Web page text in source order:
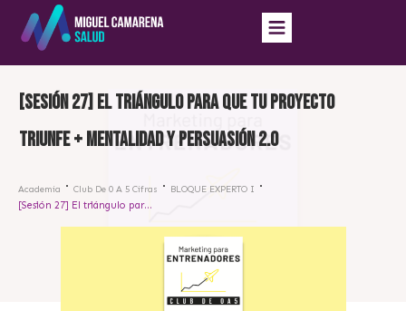
[Sesión 27] El triángulo para que tu proyecto
triunfe + mentalidad y persuasión 2.0
Academia Club De 0 A 5 Cifras BLOQUE EXPERTO I
[Sesión 27] El triángulo para que tu proyecto triunfe + mentalidad y persuasión 2.0